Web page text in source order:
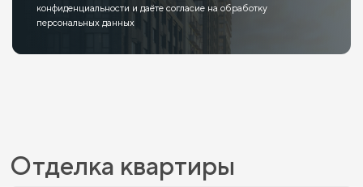
конфиденциальности и даёте согласие на обработку
персональных данных
Отделка квартиры